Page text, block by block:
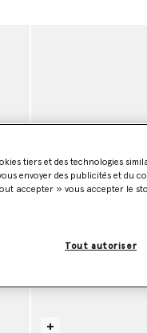
tiers et des technologies
envoyer des publicités et du
accepter » vous accepter le
Tout autoriser